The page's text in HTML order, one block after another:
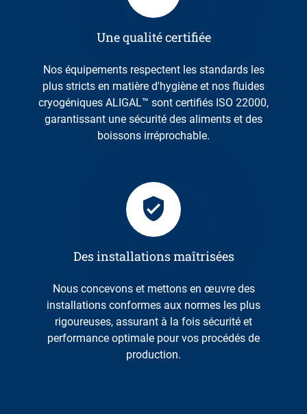
Une qualité certifiée
Nos équipements respectent les standards les
plus stricts en matière d'hygiène et nos fluides
cryogéniques ALIGAL™ sont certifiés ISO 22000,
garantissant une sécurité des aliments et des
boissons irréprochable.
Des installations maîtrisées
Nous concevons et mettons en œuvre des
installations conformes aux normes les plus
rigoureuses, assurant à la fois sécurité et
performance optimale pour vos procédés de
production.